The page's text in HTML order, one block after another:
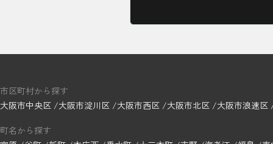
市区町村から探す
大阪市中央区
大阪市淀川区 大阪市西区 大阪市北区 大阪市浪速区
町名から探す